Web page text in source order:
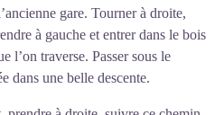
gare. Tourner à droite,
à gauche et entrer dans le bois
l’on traverse. Passer sous le
dans une belle descente.